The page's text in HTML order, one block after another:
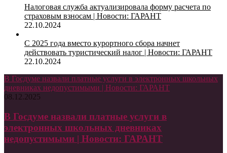
Налоговая служба актуализировала форму расчета по
страховым взносам | Новости: ГАРАНТ
22.10.2024
С 2025 года вместо курортного сбора начнет
действовать туристический налог | Новости: ГАРАНТ
22.10.2024
В Госдуме назвали платные услуги в электронных школьных
дневниках недопустимыми | Новости: ГАРАНТ
08.12.2025
В Госдуме назвали платные услуги в
электронных школьных дневниках
недопустимыми | Новости: ГАРАНТ